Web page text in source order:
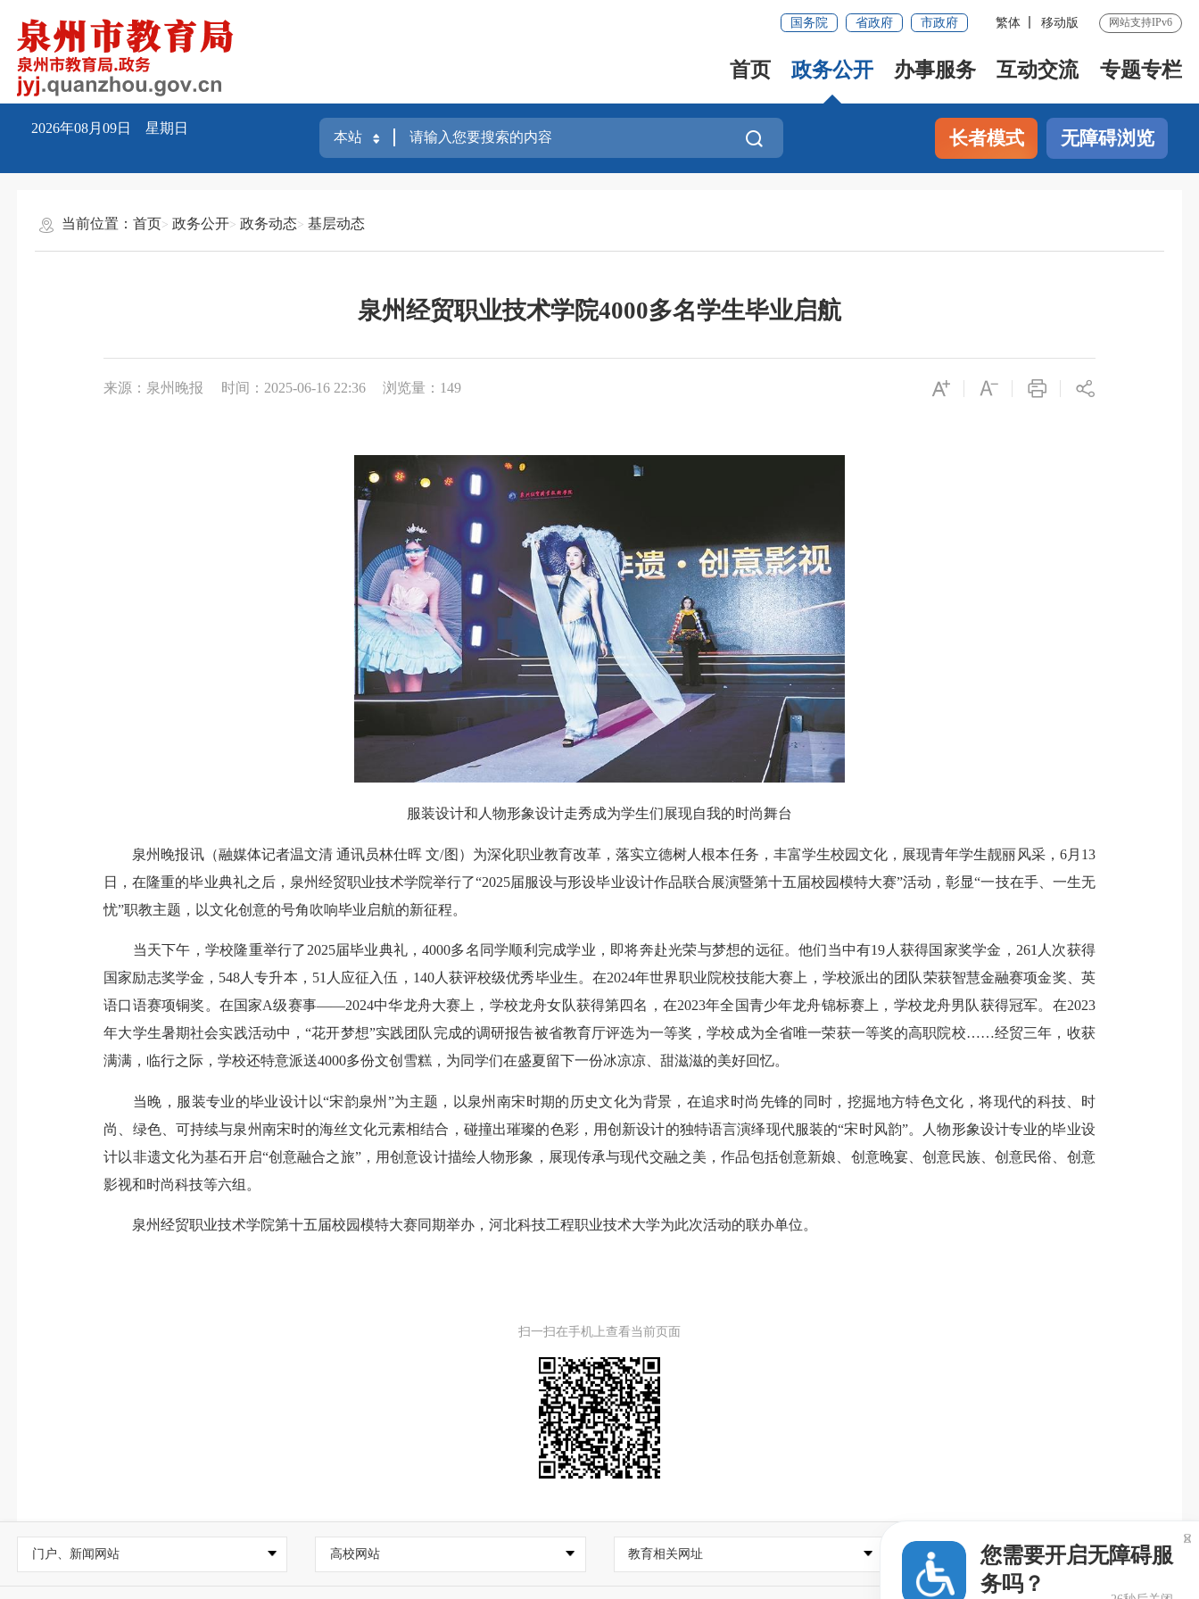
国务院 省政府 市政府 繁体 移动版 网站支持IPv6
首页 政务公开 办事服务 互动交流 专题专栏
2026年08月09日 星期日 长者模式 无障碍浏览
当前位置：首页 政务公开 政务动态 基层动态
泉州经贸职业技术学院4000多名学生毕业启航
来源：泉州晚报 时间：2025-06-16 22:36 浏览量： 149
服装设计和人物形象设计走秀成为学生们展现自我的时尚舞台
泉州晚报讯（融媒体记者温文清 通讯员林仕晖 文/图）为深化职业教育改革，落实立德树人根本任务，丰富学生校园文化，展现青年学生靓丽风采，6月13
日，在隆重的毕业典礼之后，泉州经贸职业技术学院举行了“2025届服设与形设毕业设计作品联合展演暨第十五届校园模特大赛”活动，彰显“一技在手、一生无
忧”职教主题，以文化创意的号角吹响毕业启航的新征程。
当天下午，学校隆重举行了2025届毕业典礼，4000多名同学顺利完成学业，即将奔赴光荣与梦想的远征。他们当中有19人获得国家奖学金，261人次获得
国家励志奖学金，548人专升本，51人应征入伍，140人获评校级优秀毕业生。在2024年世界职业院校技能大赛上，学校派出的团队荣获智慧金融赛项金奖、英
语口语赛项铜奖。在国家A级赛事——2024中华龙舟大赛上，学校龙舟女队获得第四名，在2023年全国青少年龙舟锦标赛上，学校龙舟男队获得冠军。在2023
年大学生暑期社会实践活动中，“花开梦想”实践团队完成的调研报告被省教育厅评选为一等奖，学校成为全省唯一荣获一等奖的高职院校……经贸三年，收获
满满，临行之际，学校还特意派送4000多份文创雪糕，为同学们在盛夏留下一份冰凉凉、甜滋滋的美好回忆。
当晚，服装专业的毕业设计以“宋韵泉州”为主题，以泉州南宋时期的历史文化为背景，在追求时尚先锋的同时，挖掘地方特色文化，将现代的科技、时
尚、绿色、可持续与泉州南宋时的海丝文化元素相结合，碰撞出璀璨的色彩，用创新设计的独特语言演绎现代服装的“宋时风韵”。人物形象设计专业的毕业设
计以非遗文化为基石开启“创意融合之旅”，用创意设计描绘人物形象，展现传承与现代交融之美，作品包括创意新娘、创意晚宴、创意民族、创意民俗、创意
影视和时尚科技等六组。
泉州经贸职业技术学院第十五届校园模特大赛同期举办，河北科技工程职业技术大学为此次活动的联办单位。
扫一扫在手机上查看当前页面
门户、新闻网站 高校网站 教育相关网址 常用网址
您需要开启无障碍服
务吗？
